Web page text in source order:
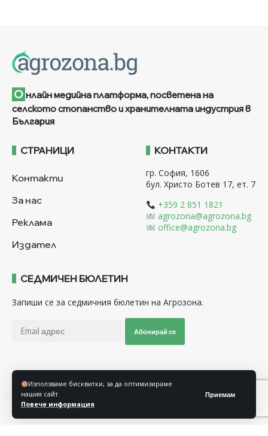
Използваме бисквитки, за да оптимизираме
нашия сайт.
Повече информация
Приемам
О нлайн медийна платформа, посветена на
селското стопанство и хранителната индустрия в
България
СТРАНИЦИ
Контакти
За нас
Реклама
Издател
КОНТАКТИ
гр. София, 1606
бул. Христо Ботев 17, ет. 7
+359 2 851 1821
agrozona@agrozona.bg
office@agrozona.bg
СЕДМИЧЕН БЮЛЕТИН
Запиши се за седмичния бюлетин на Агрозона.
Абонирай се
Последвайте ни